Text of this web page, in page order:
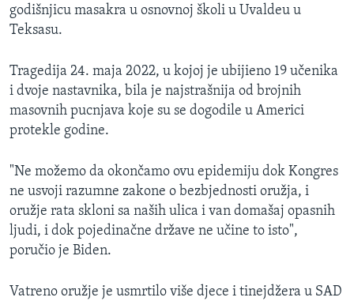
godišnjicu masakra u osnovnoj školi u Uvaldeu u
Teksasu.
Tragedija 24. maja 2022, u kojoj je ubijieno 19 učenika
i dvoje nastavnika, bila je najstrašnija od brojnih
masovnih pucnjava koje su se dogodile u Americi
protekle godine.
"Ne možemo da okončamo ovu epidemiju dok Kongres
ne usvoji razumne zakone o bezbjednosti oružja, i
oružje rata skloni sa naših ulica i van domašaj opasnih
ljudi, i dok pojedinačne države ne učine to isto",
poručio je Biden.
Vatreno oružje je usmrtilo više djece i tinejdžera u SAD